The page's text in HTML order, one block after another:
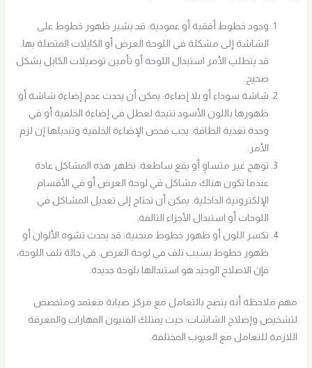
وجود خطوط أفقية أو عمودية: قد يشير ظهور خطوط على
الشاشة إلى مشكلة في اللوحة العرض أو الكابلات المتصلة بها.
قد يتطلب الأمر استبدال اللوحة أو تأمين توصيلات الكابل بشكل
صحيح.
شاشة سوداء أو بلا إضاءة: يمكن أن يحدث عدم إضاءة شاشة أو
ظهورها باللون الأسود نتيجة لعطل في إضاءة الخلفية أو في
وحدة تغذية الطاقة. يجب فحص الإضاءة الخلفية وتبديلها إن لزم
الأمر.
توهج غير متساوٍ أو بقع ساطعة: تظهر هذه المشاكل عادة
عندما تكون هناك مشاكل في لوحة العرض أو في الأقسام
الإلكترونية الداخلية. يمكن أن تحتاج إلى تعديل المشاكل في
اللوحات أو استبدال الأجزاء التالفة.
تكسر اللون أو ظهور خطوط منحنية: قد يحدث تشوه الألوان أو
ظهور خطوط بسبب تلف في لوحة العرض. في حالة تلف اللوحة،
فإن الاصلاح الوحيد هو استبدالها بلوحة جديدة.
مهم ملاحظة أنه ينصح بالتعامل مع مركز صيانة معتمد ومتخصص
لتشخيص وإصلاح الشاشات؛ حيث يمتلك الفنيون المهارات والمعرفة
اللازمة للتعامل مع العيوب المختلفة.